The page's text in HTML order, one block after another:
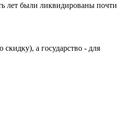
лет были ликвидированы почти
скидку), а государство - для